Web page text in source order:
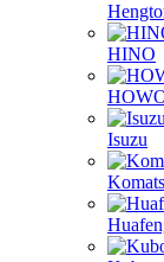
HINO
Isuzu